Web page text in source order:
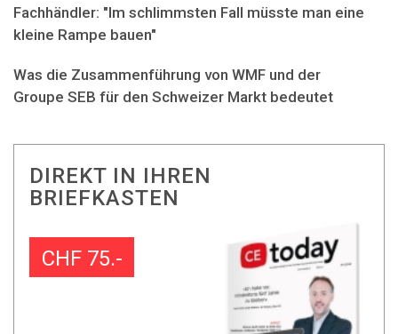
Fachhändler: "Im schlimmsten Fall müsste man eine
kleine Rampe bauen"
Was die Zusammenführung von WMF und der
Groupe SEB für den Schweizer Markt bedeutet
DIREKT IN IHREN
BRIEFKASTEN
CHF 75.-